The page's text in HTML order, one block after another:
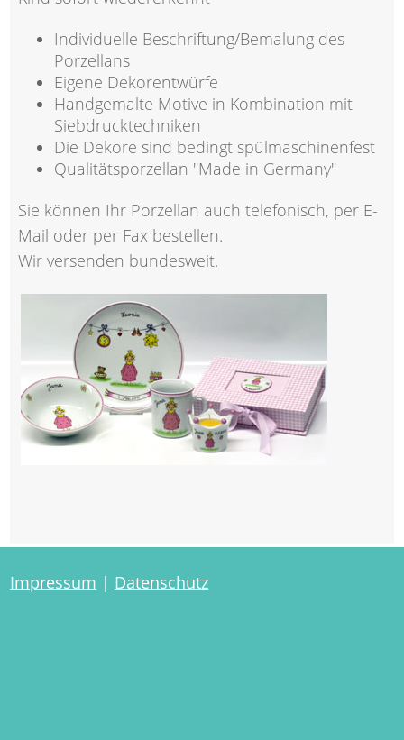
Individuelle Beschriftung/Bemalung des
Porzellans
Eigene Dekorentwürfe
Handgemalte Motive in Kombination mit
Siebdrucktechniken
Die Dekore sind bedingt spülmaschinenfest
Qualitätsporzellan "Made in Germany"
Sie können Ihr Porzellan auch telefonisch, per E-
Mail oder per Fax bestellen.
Wir versenden bundesweit.
Impressum | Datenschutz